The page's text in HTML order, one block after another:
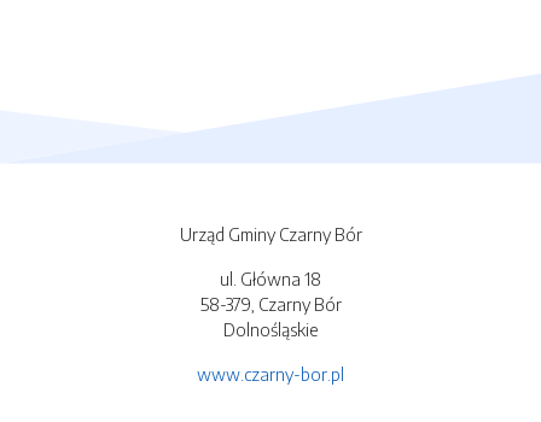
Urząd Gminy Czarny Bór
ul. Główna 18
58-379, Czarny Bór
Dolnośląskie
www.czarny-bor.pl